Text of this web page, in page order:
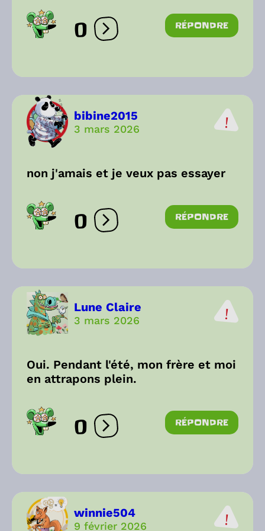
0 Ouvrir les réactions
RÉPONDRE
bibine2015
3 mars 2026
non j'amais et je veux pas essayer
0 Ouvrir les réactions
RÉPONDRE
Lune Claire
3 mars 2026
Oui. Pendant l'été, mon frère et moi
en attrapons plein.
0 Ouvrir les réactions
RÉPONDRE
winnie504
9 février 2026